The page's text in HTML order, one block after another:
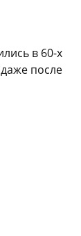
в 60-х
после